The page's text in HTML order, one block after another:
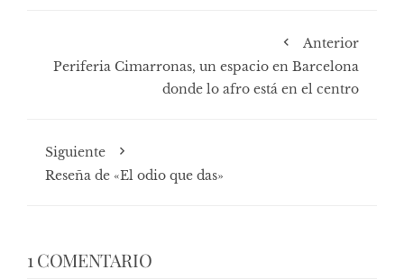
Anterior
Periferia Cimarronas, un espacio en Barcelona
donde lo afro está en el centro
Siguiente
Reseña de «El odio que das»
1 COMENTARIO